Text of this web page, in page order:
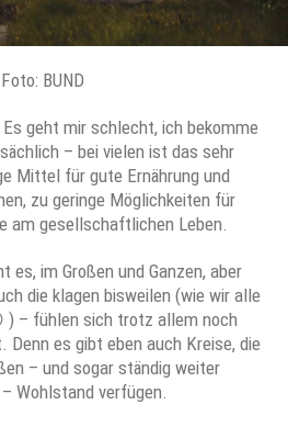
Foto: BUND
geht mir schlecht, ich bekomme
– bei vielen ist das sehr
Mittel für gute Ernährung und
zu geringe Möglichkeiten für
am gesellschaftlichen Leben.
es, im Großen und Ganzen, aber
die klagen bisweilen (wie wir alle
) – fühlen sich trotz allem noch
es gibt eben auch Kreise, die
– und sogar ständig weiter
Wohlstand verfügen.